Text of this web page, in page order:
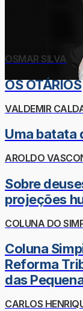
OSMAR SILVA
OS OTÁRIOS
VALDEMIR
Uma batata
AROLDO
Sobre
projeções
COLUNA DO
Coluna
Reforma
das
CARLOS